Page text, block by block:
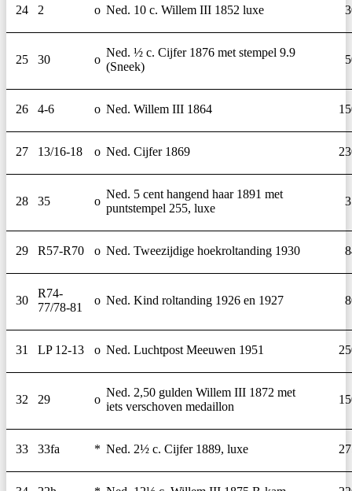
24 2 o Ned. 10 c. Willem III 1852 luxe
25 30 o
Ned. ½ c. Cijfer 1876 met stempel 9.9
(Sneek)
26 4-6 o Ned. Willem III 1864
27 13/16-18 o Ned. Cijfer 1869
28 35 o
Ned. 5 cent hangend haar 1891 met
puntstempel 255, luxe
29 R57-R70 o Ned. Tweezijdige hoekroltanding 1930
30
R74-
77/78-81
o Ned. Kind roltanding 1926 en 1927
31 LP 12-13 o Ned. Luchtpost Meeuwen 1951
32 29 o
Ned. 2,50 gulden Willem III 1872 met
iets verschoven medaillon
33 33fa * Ned. 2½ c. Cijfer 1889, luxe